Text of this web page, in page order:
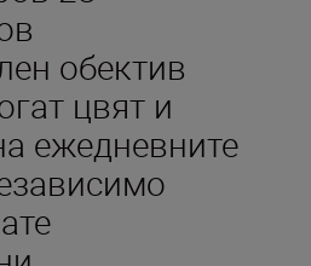
обектив
цвят и
ежедневните